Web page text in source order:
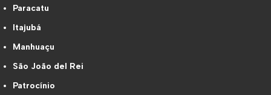
Paracatu
Itajubá
Manhuaçu
São João del Rei
Patrocínio